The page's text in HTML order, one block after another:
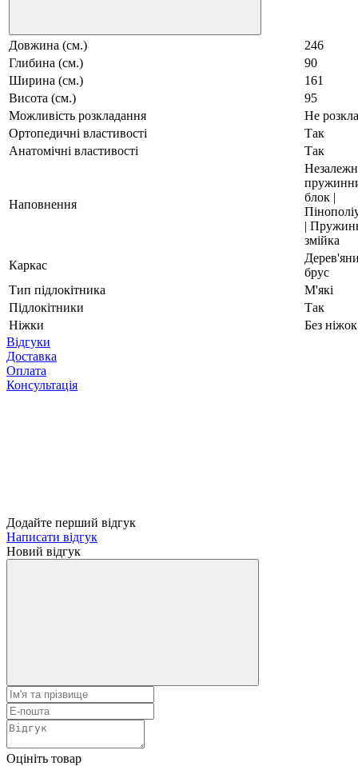
Довжина (см.)
246
Глибина (см.)
90
Ширина (см.)
161
Висота (см.)
95
Можливість розкладання
Не
Ортопедичні властивості
Так
Анатомічні властивості
Так
Наповнення
блок |
|
змійка
Каркас
брус
Тип підлокітника
М'які
Підлокітники
Так
Ніжки
Без ніжок
Відгуки
Доставка
Оплата
Консультація
Додайте перший відгук
Написати відгук
Новий відгук
Оцініть товар